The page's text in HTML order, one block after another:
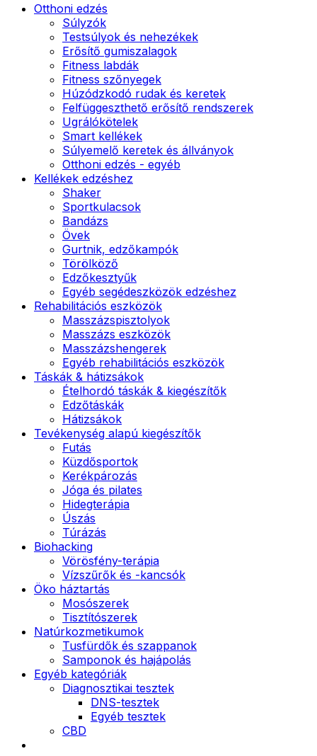
Otthoni edzés
Súlyzók
Testsúlyok és nehezékek
Erősítő gumiszalagok
Fitness labdák
Fitness szőnyegek
Húzódzkodó rudak és keretek
Felfüggeszthető erősítő rendszerek
Ugrálókötelek
Smart kellékek
Súlyemelő keretek és állványok
Otthoni edzés - egyéb
Kellékek edzéshez
Shaker
Sportkulacsok
Bandázs
Övek
Gurtnik, edzőkampók
Törölköző
Edzőkesztyűk
Egyéb segédeszközök edzéshez
Rehabilitációs eszközök
Masszázspisztolyok
Masszázs eszközök
Masszázshengerek
Egyéb rehabilitációs eszközök
Táskák & hátizsákok
Ételhordó táskák & kiegészítők
Edzőtáskák
Hátizsákok
Tevékenység alapú kiegészítők
Futás
Küzdősportok
Kerékpározás
Jóga és pilates
Hidegterápia
Úszás
Túrázás
Biohacking
Vörösfény-terápia
Vízszűrők és -kancsók
Öko háztartás
Mosószerek
Tisztítószerek
Natúrkozmetikumok
Tusfürdők és szappanok
Samponok és hajápolás
Egyéb kategóriák
Diagnosztikai tesztek
DNS-tesztek
Egyéb tesztek
CBD